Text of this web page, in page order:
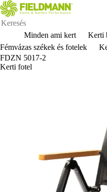
Minden ami kert Kerti
Fémvázas székek és fotelek
FDZN 5017-2
Kerti fotel